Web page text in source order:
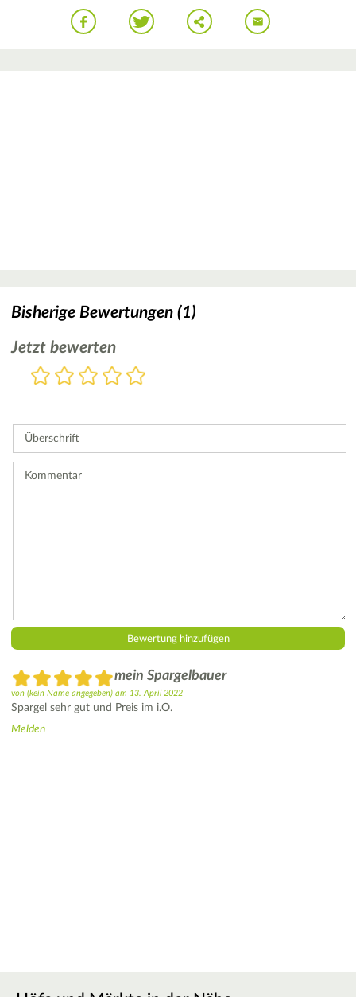
Bisherige Bewertungen (1)
Jetzt bewerten
Bewertung
5
4
3
2
1
eine
mein Spargelbauer
von (kein Name angegeben) am 13. April 2022
Spargel sehr gut und Preis im i.O.
Melden